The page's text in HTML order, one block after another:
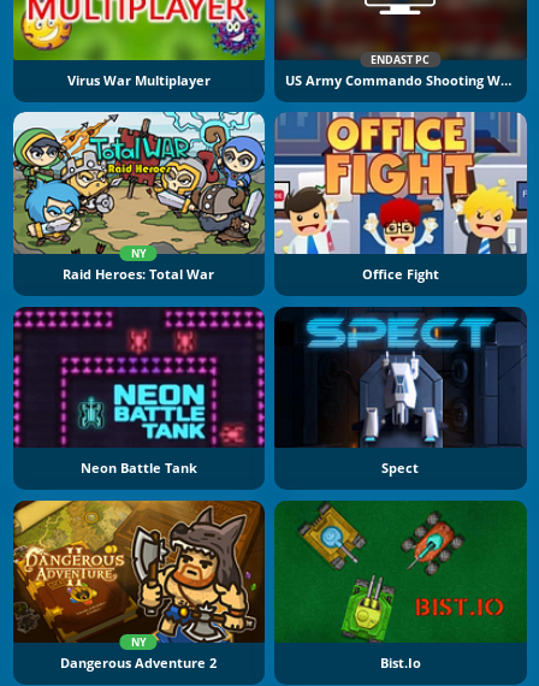
Virus War Multiplayer
ENDAST PC
US Army Commando Shooting Warzone
NY
Raid Heroes: Total War Office Fight
Neon Battle Tank Spect
NY
Dangerous Adventure 2 Bist.io